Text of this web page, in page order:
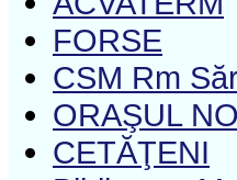
FORSE
CSM Rm
ORAŞUL
CETĂŢENI